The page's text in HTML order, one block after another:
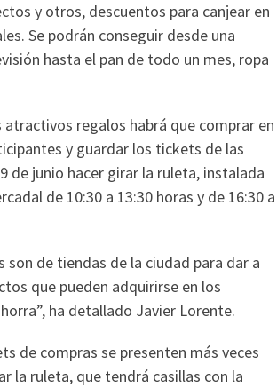
y otros, descuentos para canjear en
Se podrán conseguir desde una
hasta el pan de todo un mes, ropa
atractivos regalos habrá que comprar en
y guardar los tickets de las
de junio hacer girar la ruleta, instalada
de 10:30 a 13:30 horas y de 16:30 a
son de tiendas de la ciudad para dar a
que pueden adquirirse en los
ha detallado Javier Lorente.
de compras se presenten más veces
la ruleta, que tendrá casillas con la